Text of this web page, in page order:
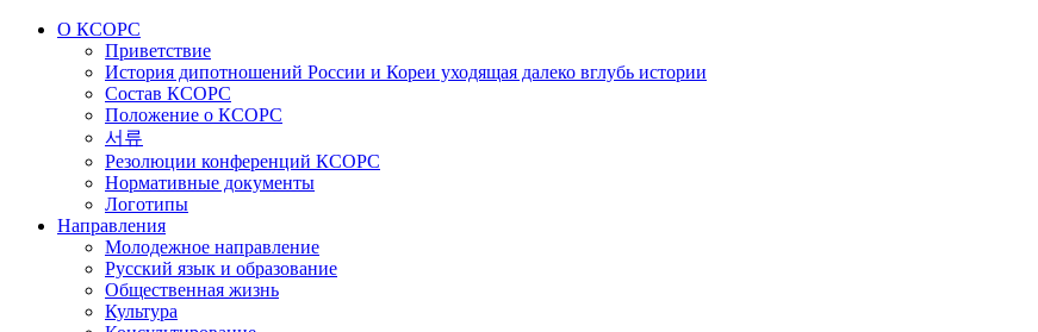
О КСОРС
Приветствие
История дипотношений России и Кореи уходящая далеко вглубь истории
Состав КСОРС
Положение о КСОРС
서류
Резолюции конференций КСОРС
Нормативные документы
Логотипы
Направления
Молодежное направление
Русский язык и образование
Общественная жизнь
Культура